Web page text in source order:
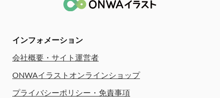
インフォメーション
会社概要・サイト運営者
ONWAイラストオンラインショップ
プライバシーポリシー・免責事項